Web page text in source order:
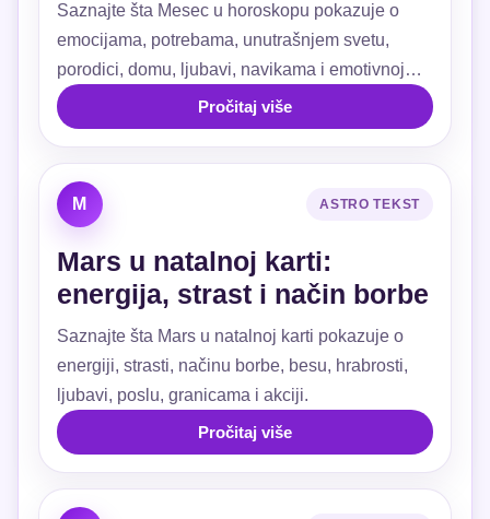
Saznajte šta Mesec u horoskopu pokazuje o
emocijama, potrebama, unutrašnjem svetu,
porodici, domu, ljubavi, navikama i emotivnoj
sigurnosti.
Pročitaj više
M ASTRO TEKST
Mars u natalnoj karti:
energija, strast i način borbe
Saznajte šta Mars u natalnoj karti pokazuje o
energiji, strasti, načinu borbe, besu, hrabrosti,
ljubavi, poslu, granicama i akciji.
Pročitaj više